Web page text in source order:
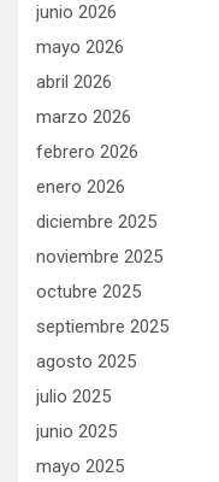
junio 2026
mayo 2026
abril 2026
marzo 2026
febrero 2026
enero 2026
diciembre 2025
noviembre 2025
octubre 2025
septiembre 2025
agosto 2025
julio 2025
junio 2025
mayo 2025